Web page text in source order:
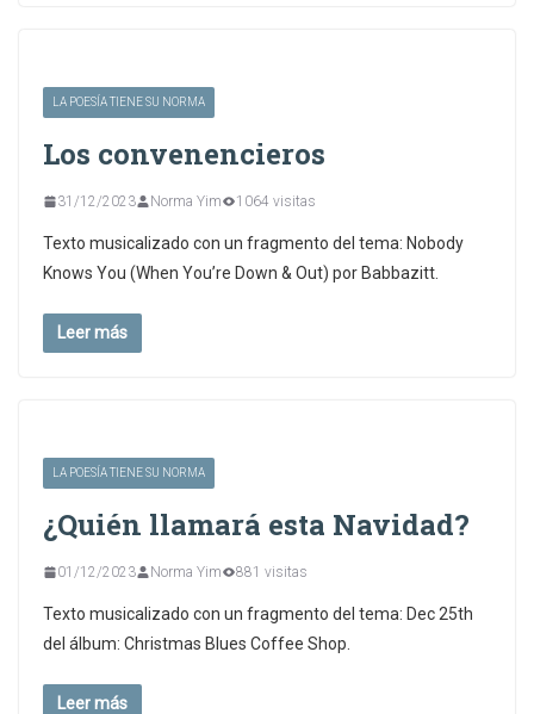
LA POESÍA TIENE SU NORMA
Los convenencieros
31/12/2023 Norma Yim 1064 visitas
Texto musicalizado con un fragmento del tema: Nobody
Knows You (When You’re Down & Out) por Babbazitt.
Leer más
LA POESÍA TIENE SU NORMA
¿Quién llamará esta Navidad?
01/12/2023 Norma Yim 881 visitas
Texto musicalizado con un fragmento del tema: Dec 25th
del álbum: Christmas Blues Coffee Shop.
Leer más